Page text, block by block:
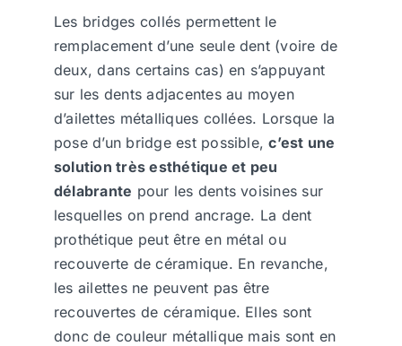
Les bridges collés permettent le
remplacement d’une seule dent (voire de
deux, dans certains cas) en s’appuyant
sur les dents adjacentes au moyen
d’ailettes métalliques collées. Lorsque la
pose d’un bridge est possible,c’est une
solution très esthétique et peu
délabrante pour les dents voisines sur
lesquelles on prend ancrage. La dent
prothétique peut être en métal ou
recouverte de céramique. En revanche,
les ailettes ne peuvent pas être
recouvertes de céramique. Elles sont
donc de couleur métallique mais sont en